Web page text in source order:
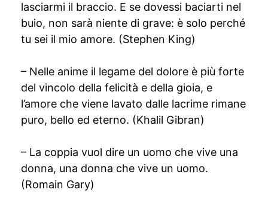
lasciarmi il braccio. E se dovessi baciarti nel
buio, non sarà niente di grave: è solo perché
tu sei il mio amore. (Stephen King)
– Nelle anime il legame del dolore è più forte
del vincolo della felicità e della gioia, e
l’amore che viene lavato dalle lacrime rimane
puro, bello ed eterno. (Khalil Gibran)
– La coppia vuol dire un uomo che vive una
donna, una donna che vive un uomo.
(Romain Gary)